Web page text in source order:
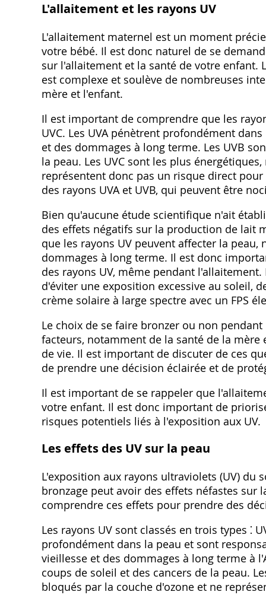
L'allaitement et les rayons UV
L'allaitement maternel est un moment
votre bébé. Il est donc naturel de se
sur l'allaitement et la santé de votre
est complexe et soulève de nombreuses
mère et l'enfant.
Il est important de comprendre que les
UVC. Les UVA pénètrent profondément
et des dommages à long terme. Les UVB
la peau. Les UVC sont les plus
représentent donc pas un risque direct
des rayons UVA et UVB, qui peuvent être
Bien qu'aucune étude scientifique n'ait
des effets négatifs sur la production de lait
que les rayons UV peuvent affecter la
dommages à long terme. Il est donc
des rayons UV, même pendant
d'éviter une exposition excessive au soleil,
crème solaire à large spectre avec un FPS
Le choix de se faire bronzer ou non
facteurs, notamment de la santé de la
de vie. Il est important de discuter de ces
de prendre une décision éclairée et de
Il est important de se rappeler que
votre enfant. Il est donc important de
risques potentiels liés à l'exposition aux UV.
Les effets des UV sur la peau
L'exposition aux rayons ultraviolets (UV)
bronzage peut avoir des effets néfastes sur
comprendre ces effets pour prendre des
Les rayons UV sont classés en trois types ⁚
profondément dans la peau et sont
vieillesse et des dommages à long terme à
coups de soleil et des cancers de la peau.
bloqués par la couche d'ozone et ne